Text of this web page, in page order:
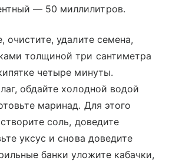
— 50 миллилитров.
очистите, удалите семена,
толщиной три сантиметра
четыре минуты.
обдайте холодной водой
маринад. Для этого
соль, доведите
уксус и снова доведите
банки уложите кабачки,